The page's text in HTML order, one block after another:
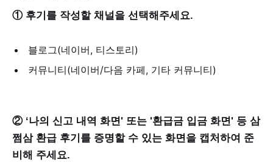
① 후기를 작성할 채널을 선택해주세요.
블로그(네이버, 티스토리)
커뮤니티(네이버/다음 카페, 기타 커뮤니티)
② ‘나의 신고 내역 화면' 또는 '환급금 입금 화면' 등 삼
쩜삼 환급 후기를 증명할 수 있는 화면을 캡처하여 준
비해 주세요.